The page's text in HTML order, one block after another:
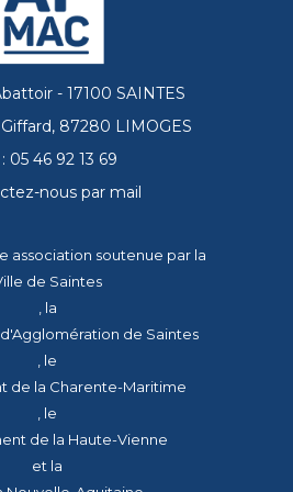
- 17100 SAINTES
87280 LIMOGES
05 46 92 13 69
nous par mail
association soutenue par la
de Saintes
, la
de Saintes
, le
de la Charente-Maritime
, le
de la Haute-Vienne
et la